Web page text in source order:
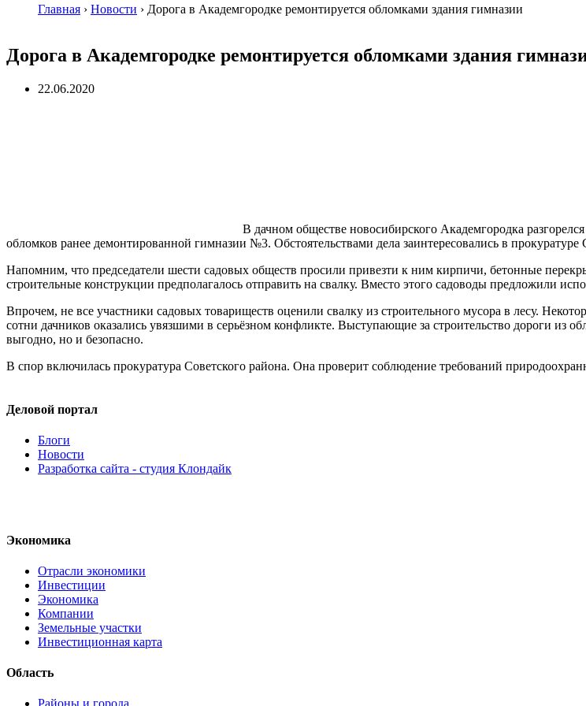
Главная › Новости › Дорога в Академгородке ремонтируется обломками здания гимназии
Дорога в Академгородке ремонтируется обломками здания
22.06.2020
В дачном обществе новосибирского Академгородка
обломков ранее демонтированной гимназии №3. Обстоятельствами дела заинтересовались в прокуратуре
Напомним, что председатели шести садовых обществ просили привезти к ним кирпичи, бетонные
строительные конструкции предполагалось отправить на свалку. Вместо этого садоводы предложили
Впрочем, не все участники садовых товариществ оценили свалку из строительного мусора в лесу.
сотни дачников оказались увязшими в серьёзном конфликте. Выступающие за строительство дороги из
выгодно, но и безопасно.
В спор включилась прокуратура Советского района. Она проверит соблюдение требований
Деловой портал
Блоги
Новости
Разработка сайта - студия Клондайк
Экономика
Отрасли экономики
Инвестиции
Экономика
Компании
Земельные участки
Инвестиционная карта
Область